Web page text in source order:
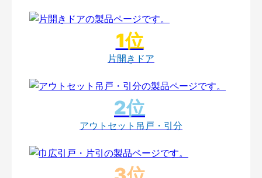
片開きドア
アウトセット吊戸・引分